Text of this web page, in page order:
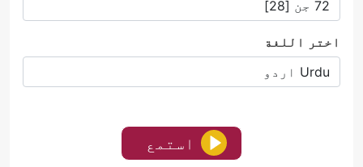
اختر اللغة
استمع